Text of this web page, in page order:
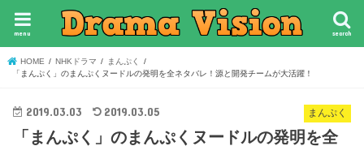
search
menu
HOME NHKドラマ
まんぷく
「まんぷく」のまんぷくヌードルの発明を全ネタバレ！源と開発チームが大活躍！
まんぷく
2019.03.03 2019.03.05
「まんぷく」のまんぷくヌードルの発明を全